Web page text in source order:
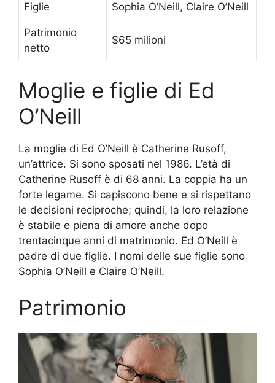
Figlie Sophia O’Neill, Claire O’Neill
Patrimonio
netto
$65 milioni
Moglie e figlie di Ed
O’Neill
La moglie di Ed O’Neill è Catherine Rusoff,
un’attrice. Si sono sposati nel 1986. L’età di
Catherine Rusoff è di 68 anni. La coppia ha un
forte legame. Si capiscono bene e si rispettano
le decisioni reciproche; quindi, la loro relazione
è stabile e piena di amore anche dopo
trentacinque anni di matrimonio. Ed O’Neill è
padre di due figlie. I nomi delle sue figlie sono
Sophia O’Neill e Claire O’Neill.
Patrimonio